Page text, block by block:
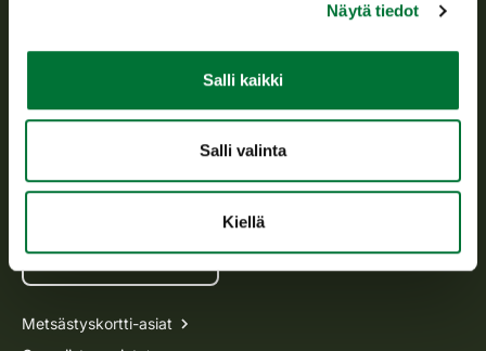
Näytä tiedot
Salli kaikki
Salli valinta
Kiellä
Asiakaspalvelu
Avoinna arkipäivisin klo 9-15.
p. 029 431 2001
Usein kysytyt kysymykset
Kaikki yhteystiedot
Metsästyskortti-asiat